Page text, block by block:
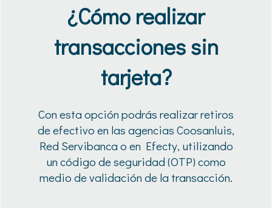
¿Cómo realizar
transacciones sin
tarjeta?
Con esta opción podrás realizar retiros
de efectivo en las agencias Coosanluis,
Red Servibanca o en Efecty, utilizando
un código de seguridad (OTP) como
medio de validación de la transacción.